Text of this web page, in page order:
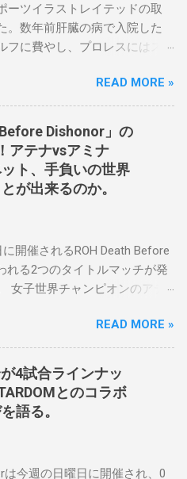
ーツイラストレイテッドの取
。数年前肝臓の病で入院した
フに費やし、プロレスにはス
新しいプロモーションは無限
ており、先日WWEのニック・
カウトされました。 「私は
ンのコミッショナーに任命さ
バンの醍醐味は、日本独自の
在、未来をリング上で見るこ
です。何十年も前のスケバン
女は今、スケバンで重要な役
ます。 「今活躍している選手
思い、応援しています。私の
ーばかりです。私は彼らを私
考えている」。 スケバンの最
末に行われました。日本の女
グがロサンゼルスでデビュー
ドが YouTube で公開されてい
クラッシュ・ユウ選手を相手
READ MORE »
Dishonor」の
アテナvsアミナ
ト、手負いの世界
が出来るのか。
開催されるROH Death Before
れる2つのタイトルマッチが発
女子世界チャンピオンのアテ
になりました。この試合は木
表されました。アテナは5月か
ており、リング上での欠場は
負傷が原因とされています。
ピオンは5月の最後の試合で怪
みましたが、それはストーリ
READ MORE »
4試合ラインナッ
とのコラボ
語る。
は今週の日曜日に開催され、0